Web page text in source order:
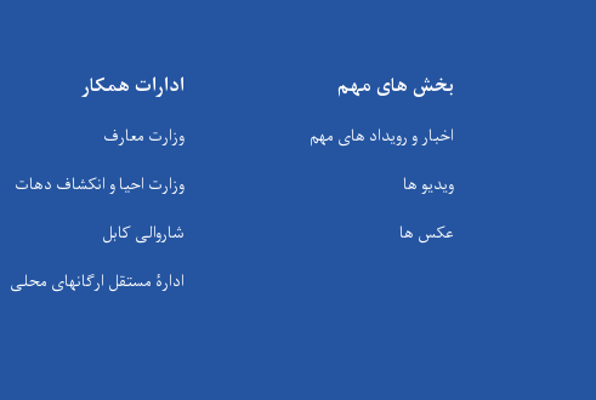
بخش های مهم
اخبار و رویداد های مهم
ویدیو ها
عکس ها
ادارات همکار
وزارت معارف
وزارت احیا و انکشاف دهات
شاروالی کابل
ادارۀ مستقل ارگانهای محلی